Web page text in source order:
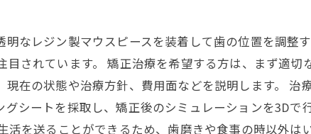
なレジン製マウスピースを装着して歯の位置を調整
されています。 矯正治療を希望する方は、まず適切
在の状態や治療方針、費用面などを説明します。 治
シートを採取し、矯正後のシミュレーションを3Dで
活を送ることができるため、歯磨きや食事の時以外は